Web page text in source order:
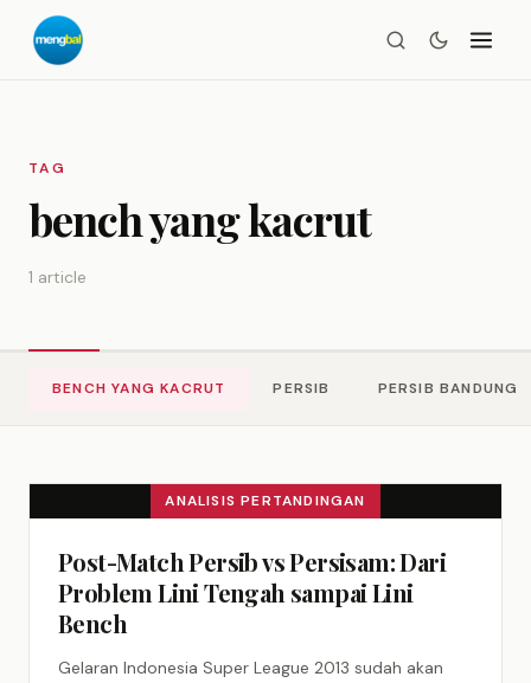
TAG
bench yang kacrut
1 article
BENCH YANG KACRUT PERSIB PERSIB BANDUNG
ANALISIS PERTANDINGAN
Post-Match Persib vs Persisam: Dari
Problem Lini Tengah sampai Lini
Bench
Gelaran Indonesia Super League 2013 sudah akan